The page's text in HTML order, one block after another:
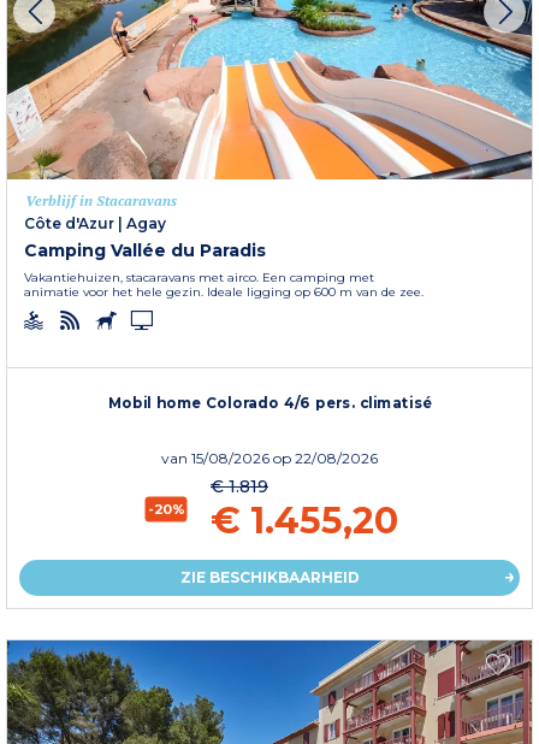
Verblijf in Stacaravans
Côte d'Azur | Agay
Camping Vallée du Paradis
Vakantiehuizen, stacaravans met airco. Een camping met
animatie voor het hele gezin. Ideale ligging op 600 m van de zee.
Mobil home Colorado 4/6 pers. climatisé
van 15/08/2026 op 22/08/2026
-20%
€ 1.819
€ 1.455,20
ZIE BESCHIKBAARHEID